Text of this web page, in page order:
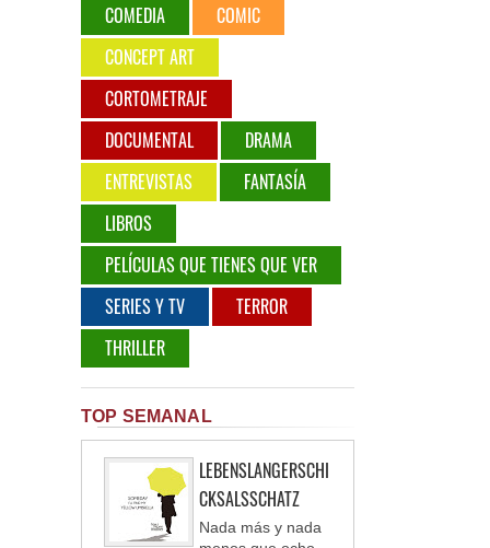
COMEDIA
COMIC
CONCEPT ART
CORTOMETRAJE
DOCUMENTAL
DRAMA
ENTREVISTAS
FANTASÍA
LIBROS
PELÍCULAS QUE TIENES QUE VER
SERIES Y TV
TERROR
THRILLER
TOP SEMANAL
LEBENSLANGERSCHI
CKSALSSCHATZ
Nada más y nada